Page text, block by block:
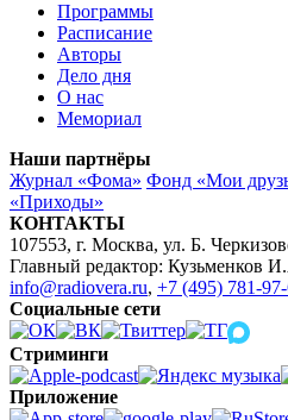
Программы
Расписание
Авторы
Дело дня
О нас
Мемориал
Наши партнёры
Журнал «Фома» Фонд «Мои
«Приходы»
КОНТАКТЫ
107553, г. Москва, ул. Б.
Главный редактор: Кузьменков
info@radiovera.ru, +7 (495) 781-
Социальные сети
Стриминги
Приложение